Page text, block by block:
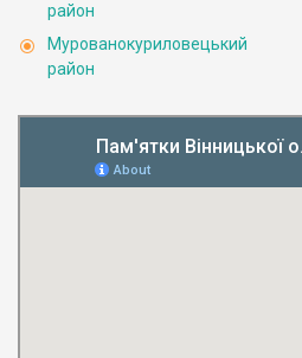
район
Мурованокуриловецький
район